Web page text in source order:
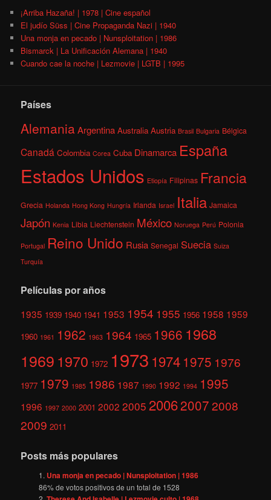
¡Arriba Hazaña! | 1978 | Cine español
El judío Süss | Cine Propaganda Nazi | 1940
Una monja en pecado | Nunsploitation | 1986
Bismarck | La Unificación Alemana | 1940
Cuando cae la noche | Lezmovie | LGTB | 1995
Países
AlemaniaArgentina Australia Austria Brasil Bulgaria Bélgica
Canadá Colombia Corea Cuba Dinamarca España
Estados Unidos Etiopía Filipinas Francia
Grecia Holanda Hong Kong Hungría Irlanda Israel Italia Jamaica
Japón Kenia Libia Liechtenstein México Noruega Perú Polonia
Portugal Reino Unido Rusia Senegal Suecia Suiza
Turquía
Películas por años
1935 1939 1940 1941 1953 1954 1955 1956 1958 1959
1960 1961 1962 1963 1964 1965 1966 1968
1969 1970 1972 1973 1974 1975 1976
1977 1979 1985 1986 1987 1990 1992 1994 1995
1996 1997 2000 2001 2002 2005 200620072008
2009 2011
Posts más populares
Una monja en pecado | Nunsploitation | 1986
86% de votos positivos de un total de 1528